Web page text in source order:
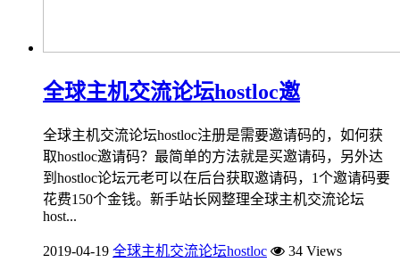
全球主机交流论坛hostloc邀
全球主机交流论坛hostloc注册是需要邀请码的，如何获
取hostloc邀请码？最简单的方法就是买邀请码，另外达
到hostloc论坛元老可以在后台获取邀请码，1个邀请码要
花费150个金钱。新手站长网整理全球主机交流论坛
host...
2019-04-19 全球主机交流论坛hostloc 34 Views